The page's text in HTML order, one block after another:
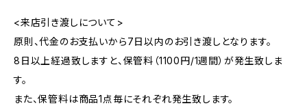
<来店引き渡しについて>
原則、代金のお支払いから7日以内のお引き渡しとなります。
8日以上経過致しますと、保管料（1100円/1週間）が発生致しま
す。
また、保管料は商品1点毎にそれぞれ発生致します。